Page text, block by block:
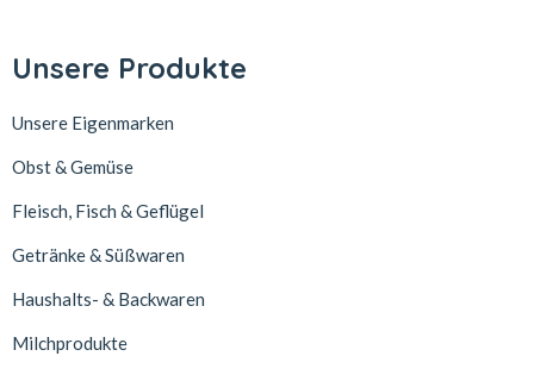
Unsere Produkte
Unsere Eigenmarken
Obst & Gemüse
Fleisch, Fisch & Geflügel
Getränke & Süßwaren
Haushalts- & Backwaren
Milchprodukte